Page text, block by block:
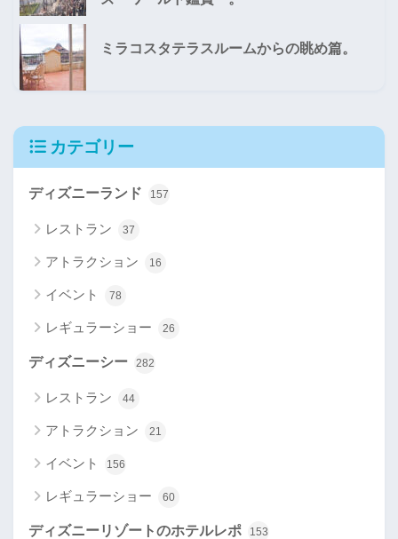
ミラコスタテラスルームからの眺め篇。
カテゴリー
ディズニーランド 157
レストラン 37
アトラクション 16
イベント 78
レギュラーショー 26
ディズニーシー 282
レストラン 44
アトラクション 21
イベント 156
レギュラーショー 60
ディズニーリゾートのホテルレポ 153